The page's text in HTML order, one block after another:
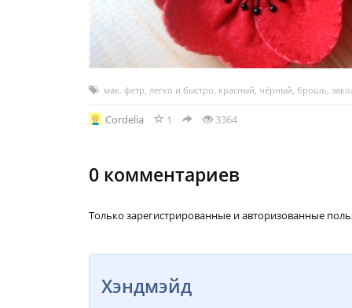
мак. фетр, легко и быстро, красный, чёрный, брошь,
Cordelia 1 3364
0 комментариев
Только зарегистрированные и авторизованные
Хэндмэйд